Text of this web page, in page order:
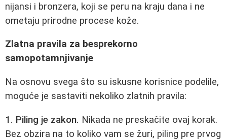
nijansi i bronzera, koji se peru na kraju dana i ne
ometaju prirodne procese kože.
Zlatna pravila za besprekorno
samopotamnjivanje
Na osnovu svega što su iskusne korisnice podelile,
moguće je sastaviti nekoliko zlatnih pravila:
1. Piling je zakon. Nikada ne preskačite ovaj korak.
Bez obzira na to koliko vam se žuri, piling pre prvog